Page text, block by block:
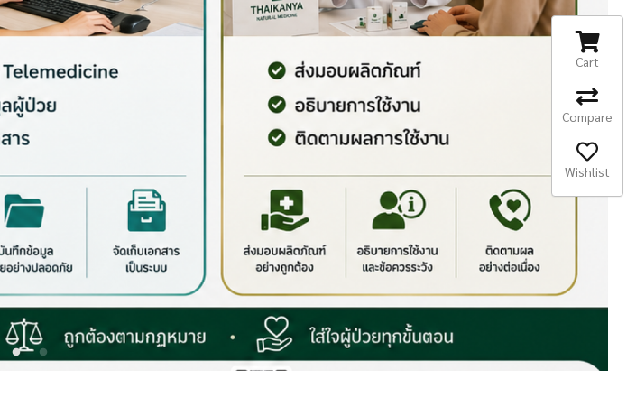
Cart
Compare
Wishlist